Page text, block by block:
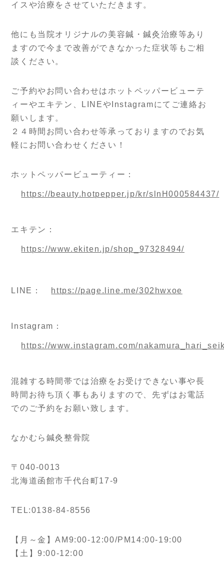
イスや治療をさせていただきます。
他にも当院オリジナルの美容鍼・鍼灸治療等あり
ますので今まで改善ができなかった症状等もご相
談ください。
ご予約やお問い合わせはホットペッパービューテ
ィーやエキテン、LINEやInstagramにてご連絡お
願いします。
２４時間お問い合わせ等承っておりますのでお気
軽にお問い合わせください！
ホットペッパービューティー：
https://beauty.hotpepper.jp/kr/slnH000584437/
エキテン：
https://www.ekiten.jp/shop_97328494/
LINE： https://page.line.me/302hwxoe
Instagram：
https://www.instagram.com/
混雑する時間帯では治療をお受けできない事や長
時間お待ち頂く事もありますので、先ずはお電話
でのご予約をお願い致します。
なかむら鍼灸整骨院
〒040-0013
北海道函館市千代台町17-9
TEL:0138-84-8556
【月～金】AM9:00-12:00/PM14:00-19:00
【土】9:00-12:00